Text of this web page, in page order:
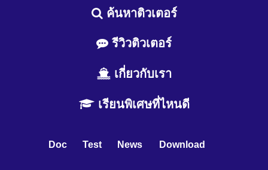
ค้นหาติวเตอร์
รีวิวติวเตอร์
เกี่ยวกับเรา
เรียนพิเศษที่ไหนดี
Doc Test News Download